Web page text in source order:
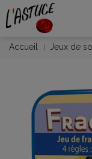
Accueil Jeux de